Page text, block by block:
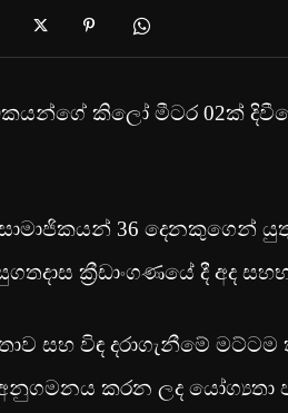
කිලෝ මීටර 02ක්
සාමාජිකයන් 36 දෙනකුගෙන්
ක්‍රීඩාංගණයේ දී අද
සහ විඳ දරාගැනීමේ
අනුගමනය කරන ලද